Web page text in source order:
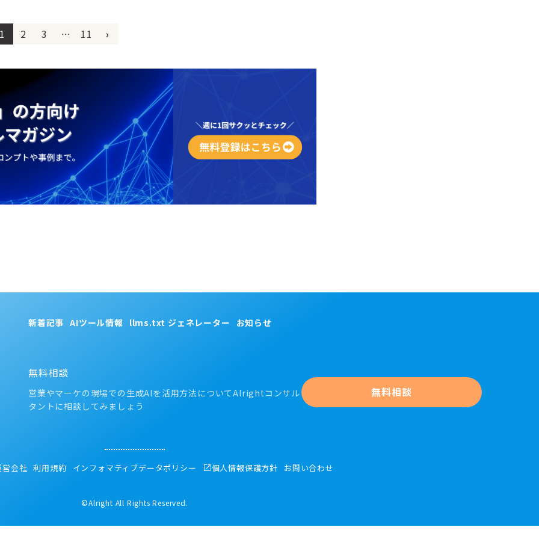
1 2 3 … 11 ›
新着記事 AIツール情報 llms.txt ジェネレーター お知らせ
無料相談
営業やマーケの現場での生成AIを活用方法についてAlrightコンサル
タントに相談してみましょう
無料相談
営会社 利用規約 インフォマティブデータポリシー 個人情報保護方針 お問い合わせ
©Alright All Rights Reserved.